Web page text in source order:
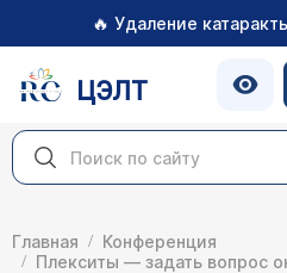
🔥 Удаление
ЦЭЛТ
Главная
Конференция
Плекситы — задать вопрос